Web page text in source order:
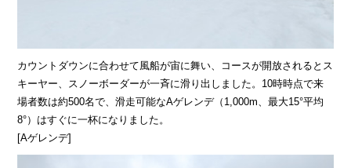
カウントダウンに合わせて風船が宙に舞い、コースが開放されるとス
キーヤー、スノーボーダーが一斉に滑り出しました。10時時点で来
場者数は約500名で、滑走可能なAゲレンデ（1,000m、最大15°平均
8°）はすぐに一杯になりました。
[Aゲレンデ]